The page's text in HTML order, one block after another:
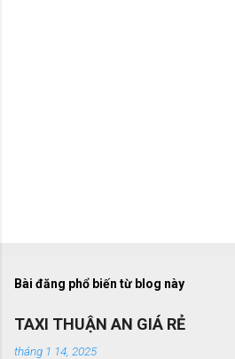
Bài đăng phổ biến từ blog này
TAXI THUẬN AN GIÁ RẺ
tháng 1 14, 2025